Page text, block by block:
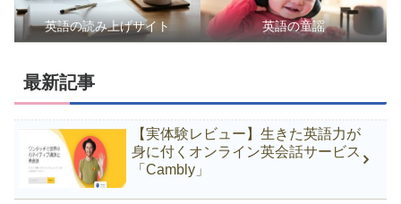
英語の読み上げサイト 英語の童謡
最新記事
【実体験レビュー】生きた英語力が
身に付くオンライン英会話サービス
「Cambly」